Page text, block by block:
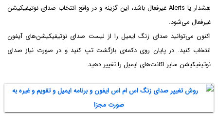
هشدار یا Alerts غیرفعال باشد، این گزینه و در واقع انتخاب صدای نوتیفیکیشن
غیرفعال می‌شود.
اکنون می‌توانید صدای زنگ ایمیل را از لیست صدای نوتیفیکیشن‌های آیفون
انتخاب کنید. در پایان روی دکمه‌ی بازگشت تپ کنید و در صورت نیاز صدای
نوتیفیکیشن سایر اکانت‌های ایمیل را تغییر دهید.